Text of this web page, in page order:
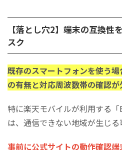
【落とし穴2】端末の互換性
スク
既存のスマートフォンを使う
の有無と対応周波数帯の確認
特に楽天モバイルが利用する
は、通信できない地域が生じる
事前に公式サイトの動作確認